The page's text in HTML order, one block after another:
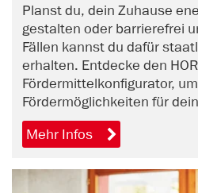
Planst du, dein Zuhause
gestalten oder barrierefrei
Fällen kannst du dafür
erhalten. Entdecke den
Fördermittelkonfigurator,
Fördermöglichkeiten für
Mehr Infos